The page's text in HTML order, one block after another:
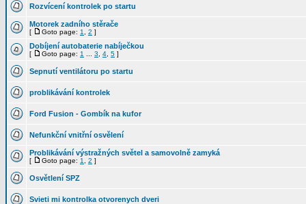
Rozvícení kontrolek po startu
Motorek zadního stěrače
[ Goto page: 1 2 ]
Dobíjení autobaterie nabíječkou
[ Goto page: 1 3 4 5 ]
Sepnutí ventilátoru po startu
problikávání kontrolek
Ford Fusion - Gombík na kufor
Nefunkční vnitřní osvělení
Problikávání výstražných světel a samovolně zamyká
[ Goto page: 1 2 ]
Osvětlení SPZ
Svieti mi kontrolka otvorenych dveri